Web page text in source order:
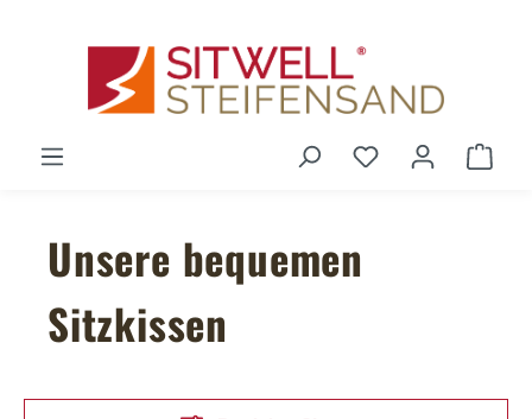
Du hast 0
Unsere bequemen
Sitzkissen